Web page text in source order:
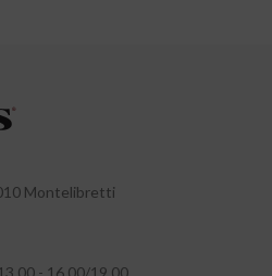
Montelibretti
- 16.00/19.00